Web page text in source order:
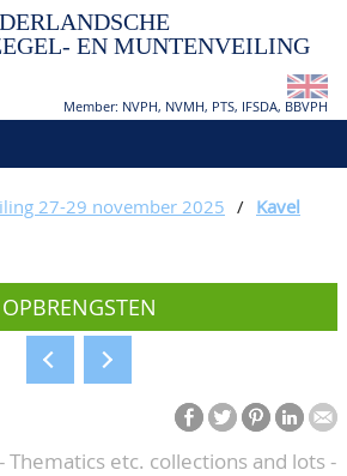
EN MUNTENVEILING
Member: NVPH, NVMH, PTS, IFSDA, BBVPH
27-29 november 2025 / Kavel
OPBRENGSTEN
Thematics etc. collections and lots -